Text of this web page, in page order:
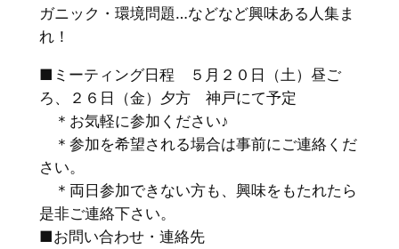
ガニック・環境問題…などなど興味ある人集ま
れ！
■ミーティング日程 ５月２０日（土）昼ご
ろ、２６日（金）夕方 神戸にて予定
＊お気軽に参加ください♪
＊参加を希望される場合は事前にご連絡くだ
さい。
＊両日参加できない方も、興味をもたれたら
是非ご連絡下さい。
■お問い合わせ・連絡先